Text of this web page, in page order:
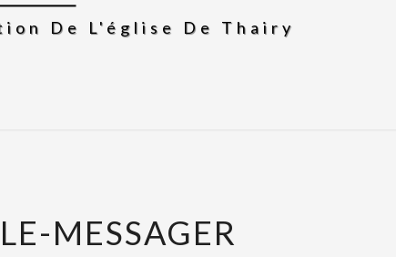
De L'église De Thairy
MESSAGER